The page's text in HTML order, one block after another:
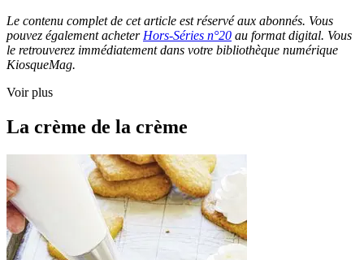
Le contenu complet de cet article est réservé aux abonnés. Vous
pouvez également acheterHors-Séries n°20 au format digital. Vous
le retrouverez immédiatement dans votre bibliothèque numérique
KiosqueMag.
Voir plus
La crème de la crème